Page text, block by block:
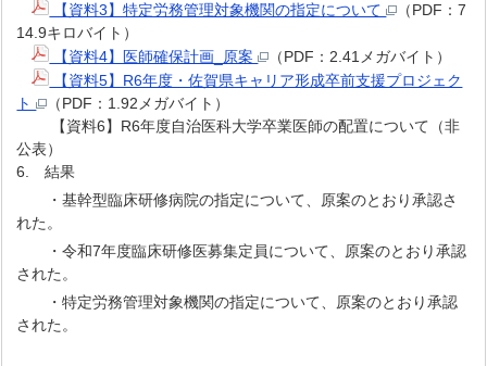
【資料3】特定労務管理対象機関の指定について
（PDF：7
14.9キロバイト）
【資料4】医師確保計画_原案
（PDF：2.41メガバイト）
【資料5】R6年度・佐賀県キャリア形成卒前支援プロジェク
ト
（PDF：1.92メガバイト）
【資料6】R6年度自治医科大学卒業医師の配置について（非
公表）
6. 結果
・基幹型臨床研修病院の指定について、原案のとおり承認さ
れた。
・令和7年度臨床研修医募集定員について、原案のとおり承認
された。
・特定労務管理対象機関の指定について、原案のとおり承認
された。